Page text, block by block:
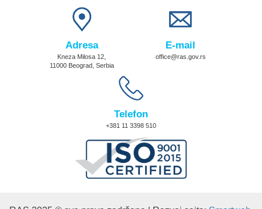
Adresa
Kneza Milosa 12,
11000 Beograd, Serbia
E-mail
office@ras.gov.rs
Telefon
+381 11 3398 510